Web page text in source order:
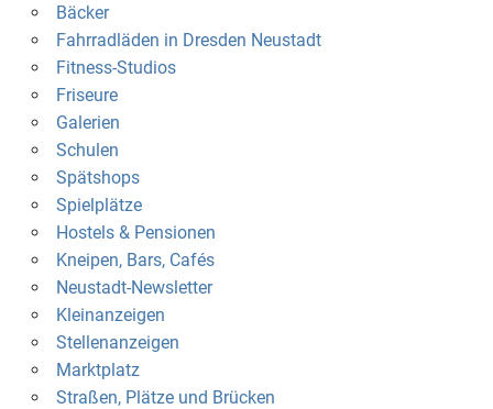
Bäcker
Fahrradläden in Dresden Neustadt
Fitness-Studios
Friseure
Galerien
Schulen
Spätshops
Spielplätze
Hostels & Pensionen
Kneipen, Bars, Cafés
Neustadt-Newsletter
Kleinanzeigen
Stellenanzeigen
Marktplatz
Straßen, Plätze und Brücken